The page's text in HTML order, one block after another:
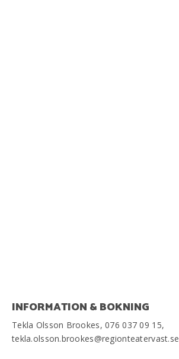
INFORMATION & BOKNING
Tekla Olsson Brookes, 076 037 09 15,
tekla.olsson.brookes@regionteatervast.se